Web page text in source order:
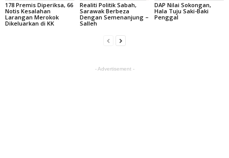
178 Premis Diperiksa, 66
Notis Kesalahan
Larangan Merokok
Dikeluarkan di KK
Realiti Politik Sabah,
Sarawak Berbeza
Dengan Semenanjung –
Salleh
DAP Nilai Sokongan,
Hala Tuju Saki-Baki
Penggal
- Advertisement -